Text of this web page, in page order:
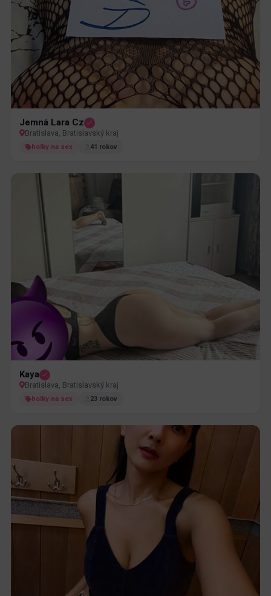
Jemná Lara Cz
Bratislava, Bratislavský kraj
holky na sex 41 rokov
Kaya
Bratislava, Bratislavský kraj
holky na sex 23 rokov